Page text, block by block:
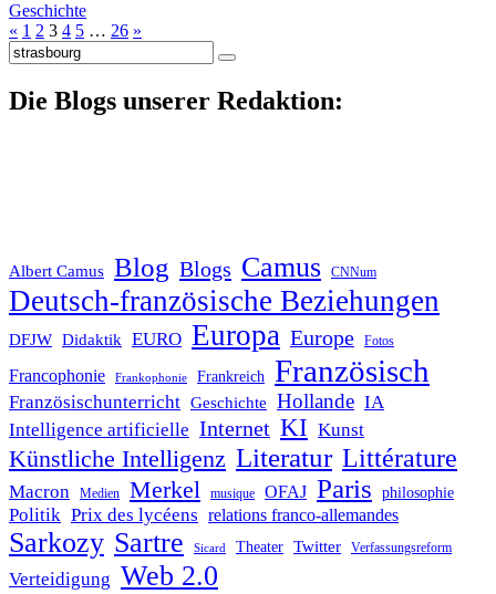
Geschichte
« 1 2 3 4 5 … 26 »
Suche
nach:
Die Blogs unserer Redaktion:
Albert Camus Blog Blogs Camus CNNum
Deutsch-französische Beziehungen
DFJW Didaktik EURO Europa Europe Fotos
Francophonie Frankophonie Frankreich Französisch
Französischunterricht Geschichte Hollande IA
Intelligence artificielle Internet KI Kunst
Künstliche Intelligenz Literatur Littérature
Macron Medien Merkel musique OFAJ Paris philosophie
Politik Prix des lycéens relations franco-allemandes
Sarkozy Sartre Sicard Theater Twitter Verfassungsreform
Verteidigung Web 2.0